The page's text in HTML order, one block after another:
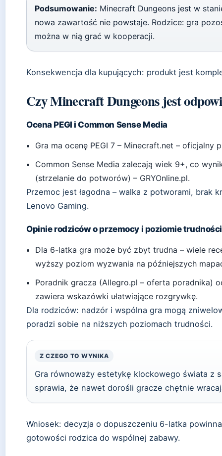
Podsumowanie: Minecraft Dungeons jest w
nowa zawartość nie powstaje. Rodzice: gra
można w nią grać w kooperacji.
Konsekwencja dla kupujących: produkt jest
Czy Minecraft Dungeons jest
Ocena PEGI i Common Sense Media
Gra ma ocenę PEGI 7 – Minecraft.net – oficjalny
Common Sense Media zalecają wiek 9+, co
(strzelanie do potworów) – GRYOnline.pl.
Przemoc jest łagodna – walka z potworami, brak
Lenovo Gaming.
Opinie rodziców o przemocy i poziomie trudności
Dla 6-latka gra może być zbyt trudna – wiele
wyższy poziom wyzwania na późniejszych
Poradnik gracza (Allegro.pl – oferta poradnika)
zawiera wskazówki ułatwiające rozgrywkę.
Dla rodziców: nadzór i wspólna gra mogą
poradzi sobie na niższych poziomach trudności.
Z CZEGO TO WYNIKA
Gra równoważy estetykę klockowego świata z
sprawia, że nawet dorośli gracze chętnie
Wniosek: decyzja o dopuszczeniu 6-latka
gotowości rodzica do wspólnej zabawy.